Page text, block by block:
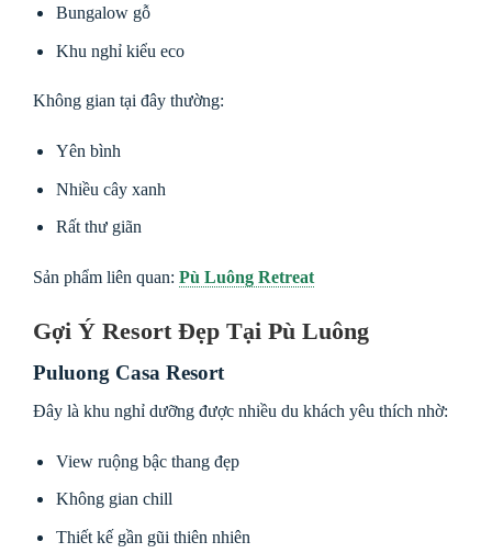
Bungalow gỗ
Khu nghỉ kiểu eco
Không gian tại đây thường:
Yên bình
Nhiều cây xanh
Rất thư giãn
Sản phẩm liên quan: Pù Luông Retreat
Gợi Ý Resort Đẹp Tại Pù Luông
Puluong Casa Resort
Đây là khu nghỉ dưỡng được nhiều du khách yêu thích nhờ:
View ruộng bậc thang đẹp
Không gian chill
Thiết kế gần gũi thiên nhiên